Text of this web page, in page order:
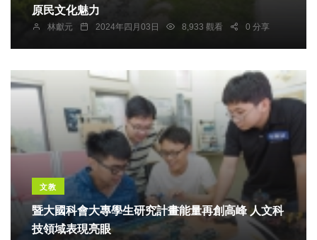
原民文化魅力
林獻元 2024年四月03日 8,933 觀看 0 分享
文教
暨大國科會大專學生研究計畫能量再創高峰 人文科
技領域表現亮眼